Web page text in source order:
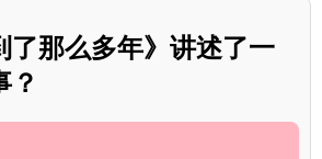
了那么多年》讲述了一
？